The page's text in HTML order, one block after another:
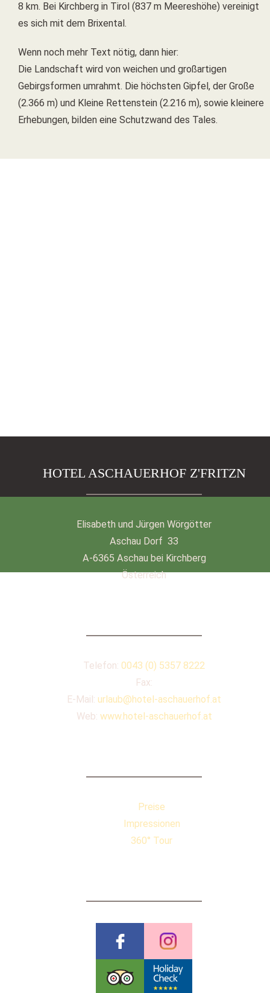
8 km. Bei Kirchberg in Tirol (837 m Meereshöhe) vereinigt
es sich mit dem Brixental.
Wenn noch mehr Text nötig, dann hier:
Die Landschaft wird von weichen und großartigen
Gebirgsformen umrahmt. Die höchsten Gipfel, der Große
(2.366 m) und Kleine Rettenstein (2.216 m), sowie kleinere
Erhebungen, bilden eine Schutzwand des Tales.
HOTEL ASCHAUERHOF Z'FRITZN
Elisabeth und Jürgen Wörgötter
Aschau Dorf 33
A-6365 Aschau bei Kirchberg
Österreich
Telefon: 0043 (0) 5357 8222
Fax:
E-Mail: urlaub@hotel-aschauerhof.at
Web: www.hotel-aschauerhof.at
Preise
Impressionen
360° Tour